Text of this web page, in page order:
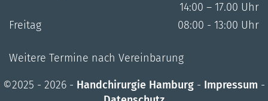
14:00 – 17.00 Uhr
Freitag
08:00 - 13:00 Uhr
Weitere Termine nach Vereinbarung
©2025 - 2026 - Handchirurgie Hamburg - Impressum -